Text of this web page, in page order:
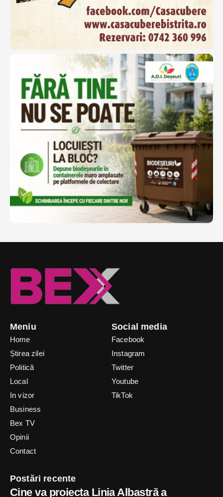
Meniu
Home
Știrea zilei
Politică
Local
In vizor
Business
Bex TV
Opinii
Contact
Social media
Facebook
Instagram
Twitter
Youtube
TikTok
Postări recente
Cine va proiecta Linia Albastră a